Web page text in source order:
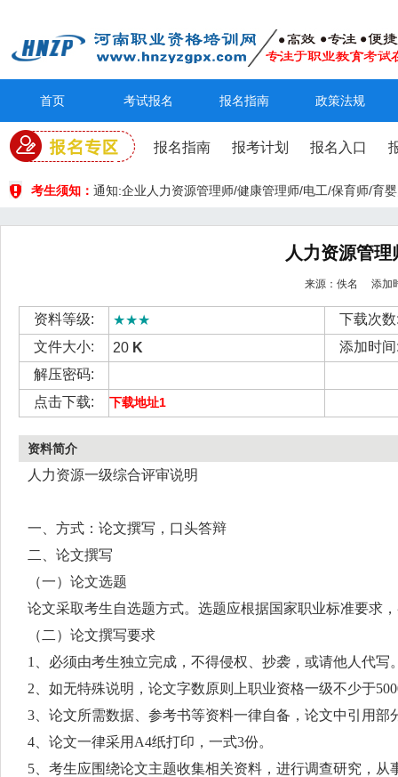
首页 考试报名 报名指南 政策法规
报名指南 报考计划 报名入口
考生须知： 通知:企业人力资源管理师/健康管理师/电工/保育师/育
人力资源管
来源：佚名 添加
资料等级: ★★★
下载次
文件大小:
20 K
添加时
解压密码:
点击下载:
下载地址1
资料简介
人力资源一级综合评审说明
一、方式：论文撰写，口头答辩
二、论文撰写
（一）论文选题
论文采取考生自选题方式。选题应根据国家职业标准要求
行拟定。
（二）论文撰写要求
1、必须由考生独立完成，不得侵权、抄袭，或请他人代写
2、如无特殊说明，论文字数原则上职业资格一级不少于
3、论文所需数据、参考书等资料一律自备，论文中引用部
4、论文一律采用A4纸打印，一式3份。
5、考生应围绕论文主题收集相关资料，进行调查研究，